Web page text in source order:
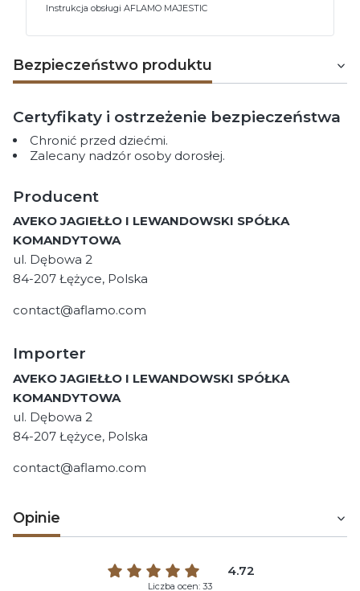
Instrukcja obsługi AFLAMO MAJESTIC
Bezpieczeństwo produktu
Certyfikaty i ostrzeżenie bezpieczeństwa
Chronić przed dziećmi.
Zalecany nadzór osoby dorosłej.
Producent
AVEKO JAGIEŁŁO I LEWANDOWSKI SPÓŁKA
KOMANDYTOWA
ul. Dębowa 2
84-207 Łężyce, Polska
contact@aflamo.com
Importer
AVEKO JAGIEŁŁO I LEWANDOWSKI SPÓŁKA
KOMANDYTOWA
ul. Dębowa 2
84-207 Łężyce, Polska
contact@aflamo.com
Opinie
4.72
Liczba ocen: 33